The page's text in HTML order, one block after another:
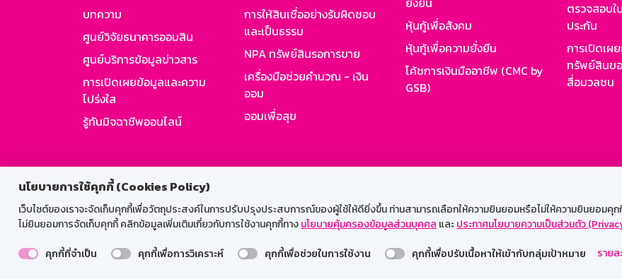
นโยบายการใช้คุกกี้ (Cookies Policy)
เว็บไซต์ของเราจะจัดเก็บคุกกี้เพื่อวัตถุประสงค์ในการปรับปรุงประสบการณ์ของผู้ใช้ให้ดียิ่งขึ้น ท่านสามารถเลือกให้ความยินยอมหรือไม่ให้ความยินยอมคุก
ไม่ยินยอมการจัดเก็บคุกกี้ คลิกข้อมูลเพิ่มเติมเกี่ยวกับการใช้งานคุกกี้ทางนโยบายคุ้มครองข้อมูลส่วนบุคคล และประกาศนโยบายความเป็นส่วนตัว
คุกกี้ที่จำเป็น
คุกกี้เพื่อการวิเคราะห์ คุกกี้เพื่อช่วยในการใช้งาน คุกกี้เพื่อปรับเนื้อหาให้เข้ากับกลุ่มเป้าหมาย รายล
บทความ
ศูนย์วิจัยธนาคารออมสิน
ศูนย์บริการข้อมูลข่าวสาร
การเปิดเผยข้อมูลและความ
โปร่งใส
รู้ทันมิจฉาชีพออนไลน์
การให้สินเชื่ออย่างรับผิดชอบ
และเป็นธรรม
NPA ทรัพย์สินรอการขาย
เครื่องมือช่วยคำนวณ - เงิน
ออม
ออมเพื่อสุข
หุ้นกู้เพื่อสังคม
หุ้นกู้เพื่อความยั่งยืน
โค้ชการเงินมืออาชีพ (CMC by
GSB)
ตรวจสอบ
ประกัน
การเปิดเผ
ทรัพย์สินข
สื่อมวลชน
รองรับการใช้งานได้ดีบนเว็บบราวเซอร์